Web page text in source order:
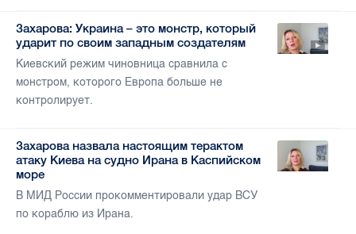
Захарова: Украина – это монстр, который
ударит по своим западным создателям
Киевский режим чиновница сравнила с
монстром, которого Европа больше не
контролирует.
Захарова назвала настоящим терактом
атаку Киева на судно Ирана в Каспийском
море
В МИД России прокомментировали удар ВСУ
по кораблю из Ирана.